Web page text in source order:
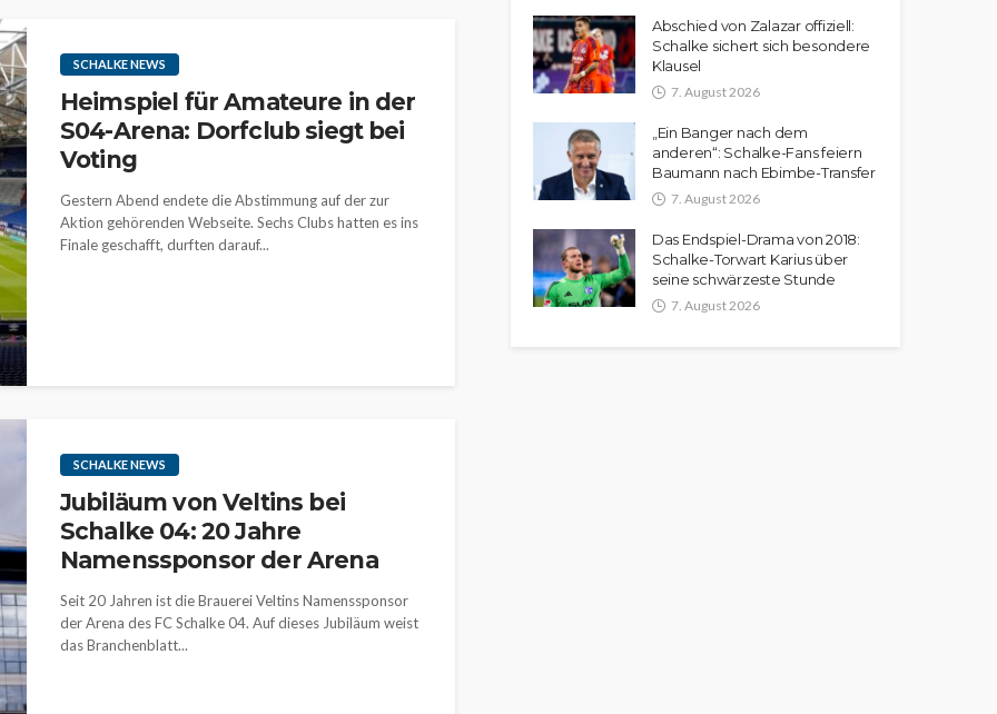
SCHALKE NEWS
Heimspiel für Amateure in der
S04-Arena: Dorfclub siegt bei
Voting
Gestern Abend endete die Abstimmung auf der zur
Aktion gehörenden Webseite. Sechs Clubs hatten es ins
Finale geschafft, durften darauf...
SCHALKE NEWS
Jubiläum von Veltins bei
Schalke 04: 20 Jahre
Namenssponsor der Arena
Seit 20 Jahren ist die Brauerei Veltins Namenssponsor
der Arena des FC Schalke 04. Auf dieses Jubiläum weist
das Branchenblatt...
Abschied von Zalazar offiziell:
Schalke sichert sich besondere
Klausel
7. August 2026
„Ein Banger nach dem
anderen“: Schalke-Fans feiern
Baumann nach Ebimbe-Transfer
7. August 2026
Das Endspiel-Drama von 2018:
Schalke-Torwart Karius über
seine schwärzeste Stunde
7. August 2026